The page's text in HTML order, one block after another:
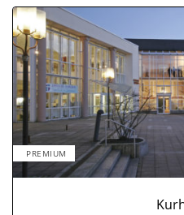
PREMIUM